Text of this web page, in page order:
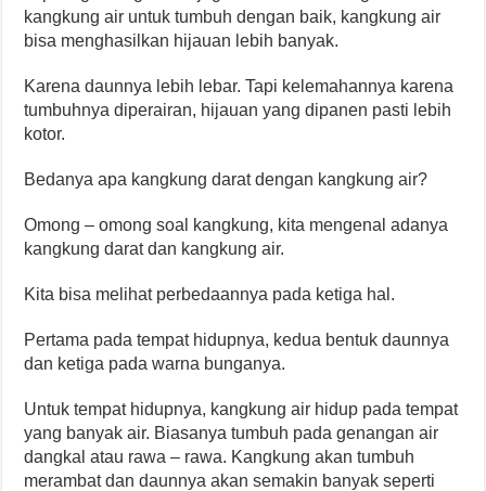
kangkung air untuk tumbuh dengan baik, kangkung air
bisa menghasilkan hijauan lebih banyak.
Karena daunnya lebih lebar. Tapi kelemahannya karena
tumbuhnya diperairan, hijauan yang dipanen pasti lebih
kotor.
Bedanya apa kangkung darat dengan kangkung air?
Omong – omong soal kangkung, kita mengenal adanya
kangkung darat dan kangkung air.
Kita bisa melihat perbedaannya pada ketiga hal.
Pertama pada tempat hidupnya, kedua bentuk daunnya
dan ketiga pada warna bunganya.
Untuk tempat hidupnya, kangkung air hidup pada tempat
yang banyak air. Biasanya tumbuh pada genangan air
dangkal atau rawa – rawa. Kangkung akan tumbuh
merambat dan daunnya akan semakin banyak seperti